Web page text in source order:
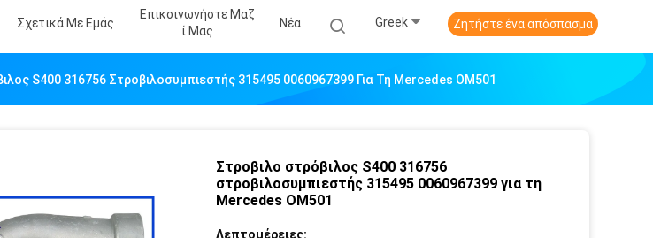
Σχετικά Με Εμάς
Επικοινωνήστε Μαζ
Ί Μας
Νέα Greek Ζητήστε ένα απόσπασμα
S400 316756 Στροβιλοσυμπιεστής 315495 0060967399 Για Τη Mercedes OM501
Στροβιλο στρόβιλος S400 316756
στροβιλοσυμπιεστής 315495 0060967399 για τη
Mercedes OM501
Λεπτομέρειες: